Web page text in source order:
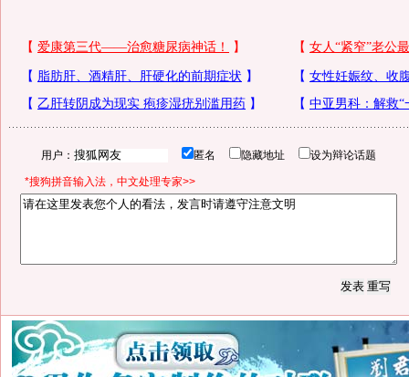
用户： 匿名 隐藏地址 设为辩论话题
*搜狗拼音输入法，中文处理专家>>